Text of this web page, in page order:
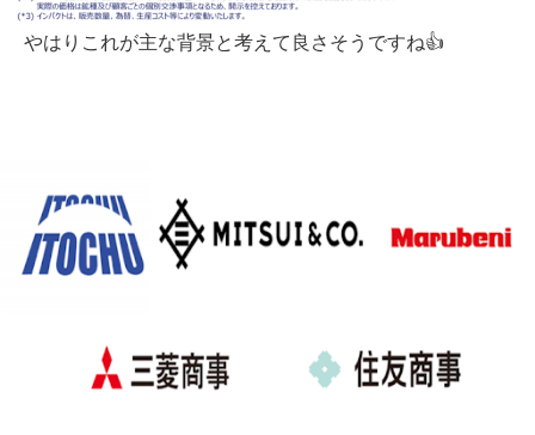
やはりこれが主な背景と考えて良さそうですね👍